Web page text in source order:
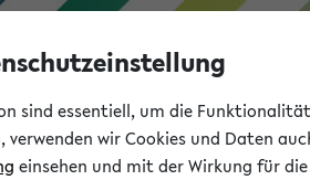
sind essentiell, um die
wir Cookies und Daten
einsehen und mit der Wirkung für